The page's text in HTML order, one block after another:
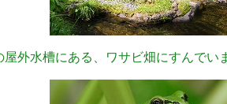
屋外水槽にある、ワサビ畑にすんでい